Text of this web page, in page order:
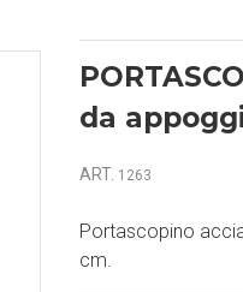
da
ART. 1263
Portascopino
cm.